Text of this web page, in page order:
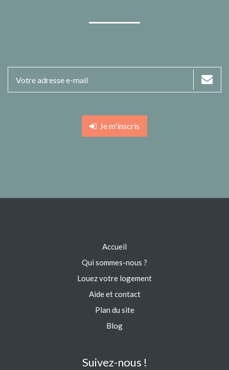
Je m'inscris
Accueil
Qui sommes-nous ?
Louez votre logement
Aide et contact
Plan du site
Blog
Suivez-nous !